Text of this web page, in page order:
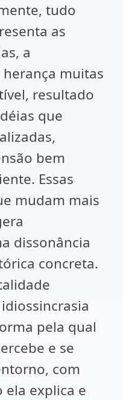
tudo
as
a
muitas
resultado
que
bem
Essas
mudam mais
dissonância
concreta.
pela qual
e se
com
ela explica e